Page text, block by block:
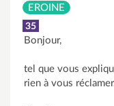
EROINE
35
Bonjour,
tel que vous
rien à vous